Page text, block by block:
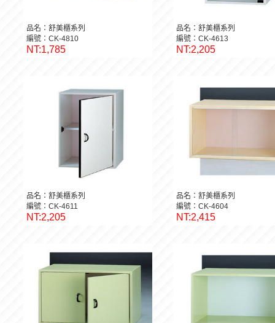
品名：舒美櫃系列
編號：CK-4810
NT:1,785
品名：舒美櫃系列
編號：CK-4613
NT:2,205
品名：舒美櫃系列
編號：CK-4611
NT:2,205
品名：舒美櫃系列
編號：CK-4604
NT:2,415